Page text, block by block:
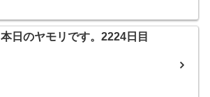
本日のヤモリです。2224日目